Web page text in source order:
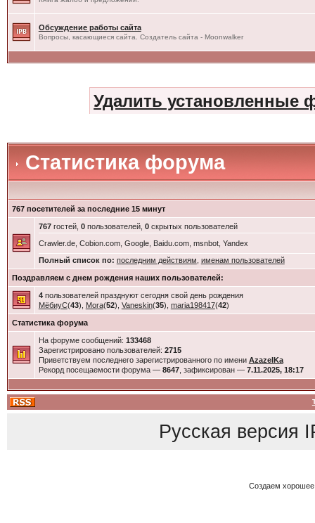
Обсуждение работы сайта
Вопросы, касающиеся сайта. Создатель сайта - Moonwalker
Удалить установленные
Статистика форума
767 посетителей за последние 15 минут
767гостей, 0пользователей, 0скрытых пользователей
Crawler.de, Cobion.com, Google, Baidu.com, msnbot, Yandex
Полный список по: последним действиям именам пользователей
Поздравляем с днем рождения наших пользователей:
4пользователей празднуют сегодня свой день рождения
МёбиуС(43), Mora(52), Vaneskin(35), maria198417(42)
Статистика форума
На форуме сообщений: 133468
Зарегистрировано пользователей: 2715
Приветствуем последнего зарегистрированного по имени AzazelKa
Рекорд посещаемости форума — 8647, зафиксирован — 7.11.2025, 18:17
Русская версия
Создаем